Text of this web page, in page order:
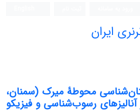
ایران
محوطۀ میرک (سمنان،
آنالیزهای رسوب‌شناسی و فیزیکو